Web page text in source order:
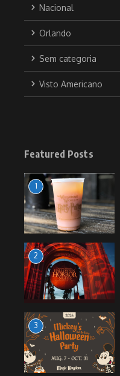
Nacional
Orlando
Sem categoria
Visto Americano
Featured Posts
1
2
3